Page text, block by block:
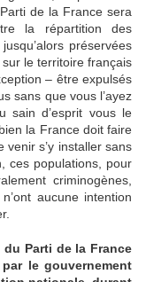
de la France sera
la répartition des
préservées
le territoire français
– être expulsés
sans que vous l’ayez
sain d’esprit vous le
la France doit faire
s’y installer sans
ces populations, pour
criminogènes,
aucune intention
Parti de la France
le gouvernement